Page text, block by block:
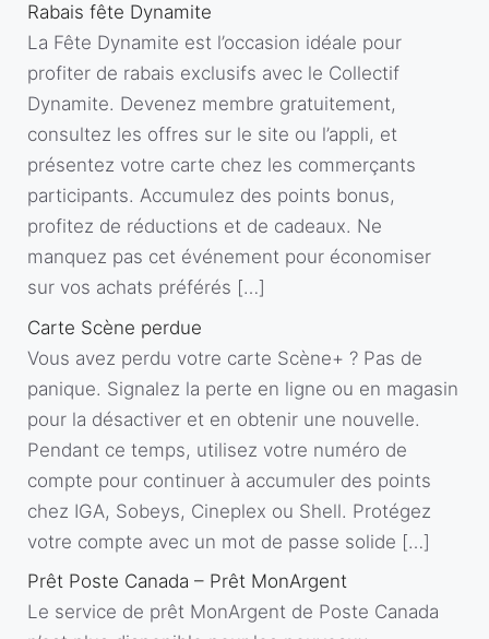
Rabais fête Dynamite
La Fête Dynamite est l’occasion idéale pour
profiter de rabais exclusifs avec le Collectif
Dynamite. Devenez membre gratuitement,
consultez les offres sur le site ou l’appli, et
présentez votre carte chez les commerçants
participants. Accumulez des points bonus,
profitez de réductions et de cadeaux. Ne
manquez pas cet événement pour économiser
sur vos achats préférés […]
Carte Scène perdue
Vous avez perdu votre carte Scène+ ? Pas de
panique. Signalez la perte en ligne ou en magasin
pour la désactiver et en obtenir une nouvelle.
Pendant ce temps, utilisez votre numéro de
compte pour continuer à accumuler des points
chez IGA, Sobeys, Cineplex ou Shell. Protégez
votre compte avec un mot de passe solide […]
Prêt Poste Canada – Prêt MonArgent
Le service de prêt MonArgent de Poste Canada